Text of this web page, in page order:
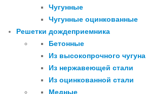
Чугунные
Чугунные оцинкованные
Решетки дождеприемника
Бетонные
Из высокопрочного чугуна
Из нержавеющей стали
Из оцинкованной стали
Медные